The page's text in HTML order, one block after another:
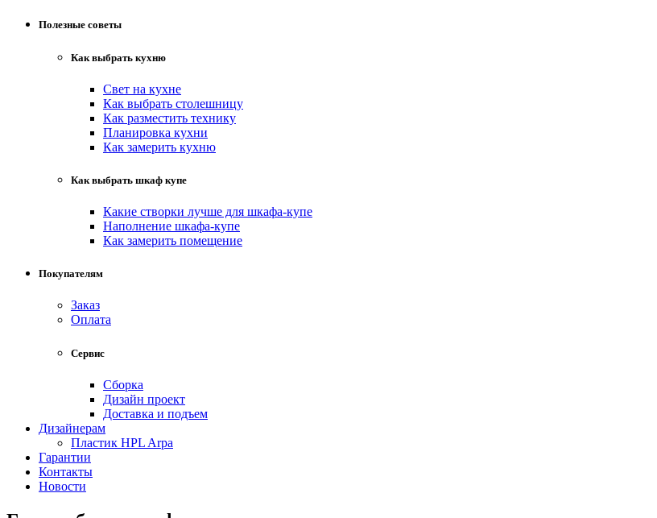
Полезные советы
Как выбрать кухню
Свет на кухне
Как выбрать столешницу
Как разместить технику
Планировка кухни
Как замерить кухню
Как выбрать шкаф купе
Какие створки лучше для шкафа-купе
Наполнение шкафа-купе
Как замерить помещение
Покупателям
Заказ
Оплата
Сервис
Сборка
Дизайн проект
Доставка и подъем
Дизайнерам
Пластик HPL Arpa
Гарантии
Контакты
Новости